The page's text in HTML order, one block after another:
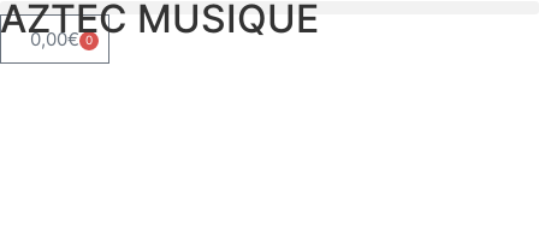
AZTEC MUSIQUE
0,00€ 0